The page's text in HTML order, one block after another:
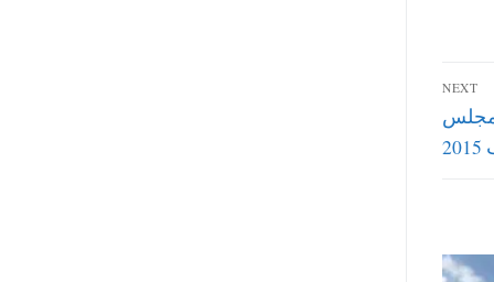
NEXT
مجلس